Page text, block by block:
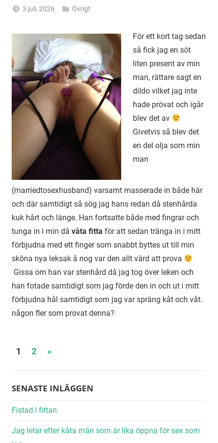
3 juli, 2026
Övrigt
För ett kort tag sedan
så fick jag en söt
liten present av min
man, rättare sagt en
dildo vilket jag inte
hade prövat och igår
blev det av
Givetvis så blev det
en del olja som min
man
(marriedtosexhusband) varsamt masserade in både här
och där samtidigt så sög jag hans redan då stenhårda
kuk hårt och länge. Han fortsatte både med fingrar och
tunga in i min då våta fitta för att sedan tränga in i mitt
förbjudna med ett finger som snabbt byttes ut till min
sköna nya leksak å nog var den allt värd att prova
Gissa om han var stenhård då jag tog över leken och
han fotade samtidigt som jag förde den in och ut i mitt
förbjudna hål samtidigt som jag var spräng kåt och våt.
någon fler som provat denna?
Sidnumrering
för
inlägg
1 2
Next
»
SENASTE INLÄGGEN
Fistad i fittan
Jag letar efter kåta män som är lika öppna för sex som